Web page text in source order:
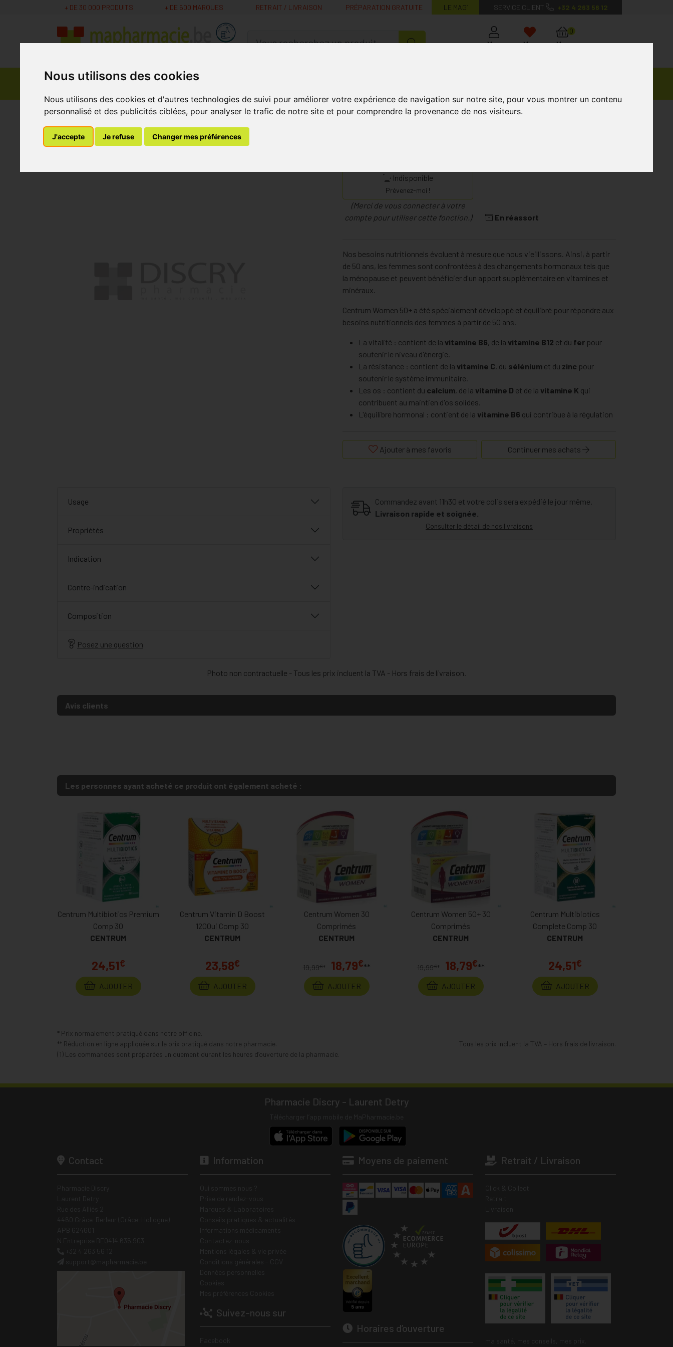
Nous utilisons des cookies
Nous utilisons des cookies et d'autres technologies de suivi pour améliorer votre expérience de navigation sur notre site, pour vous montrer un contenu
personnalisé et des publicités ciblées, pour analyser le trafic de notre site et pour comprendre la provenance de nos visiteurs.
J'accepte Je refuse Changer mes préférences
+ DE 30 000 PRODUITS + DE 600 MARQUES RETRAIT / LIVRAISON PRÉPARATION GRATUITE LE MAG’ SERVICE CLIENT +32 4 263 56 12
MaPharmacie.be ma santé, mes conseils, mes prix
Mon
Mes
Mon
0
Promos Médicaments
Parapharmacie -
MaPharmacie.be Nutrition - Vitamines Vitamines et Compléments Nutritionnels Multivitamines Centrum Gender Men 50+ Fct Comp 30
Centrum Gender Men 50+ Fct Comp 30
Indisponible
Prévenez-moi !
(Merci de vous connecter à votre
compte pour utiliser cette fonction.)
En réassort
Nos besoins nutritionnels évoluent à mesure que nous vieillissons. Ainsi, à partir
de 50 ans, les femmes sont confrontées à des changements hormonaux tels que
la ménopause et peuvent bénéficier d'un apport supplémentaire en vitamines et
minéraux.
Centrum Women 50+ a été spécialement développé et équilibré pour répondre aux
besoins nutritionnels des femmes à partir de 50 ans.
La vitalité : contient de la vitamine B6, de la vitamine B12 et du fer pour
soutenir le niveau d'énergie.
La résistance : contient de la vitamine C, du sélénium et du zinc pour
soutenir le système immunitaire.
Les os : contient du calcium, de la vitamine D et de la vitamine K qui
contribuent au maintien d'os solides.
L'équilibre hormonal : contient de la vitamine B6 qui contribue à la régulation
Ajouter à mes favoris Continuer mes achats
Usage
Propriétés
Indication
Contre-indication
Composition
Posez une question
Commandez avant 11h30 et votre colis sera expédié le jour même.
Livraison rapide et soignée.
Consulter le détail de nos livraisons
Photo non contractuelle - Tous les prix incluent la TVA - Hors frais de livraison.
Avis clients
Les personnes ayant acheté ce produit ont également acheté :
Centrum Multibiotics Premium
Comp 30
CENTRUM
24,51€
AJOUTER
Centrum Vitamin D Boost
1200ui Comp 30
CENTRUM
23,58€
AJOUTER
Centrum Women 30
Comprimés
CENTRUM
19,99€ * 18,79€**
AJOUTER
Centrum Women 50+ 30
Comprimés
CENTRUM
19,99€ * 18,79€**
AJOUTER
Centrum Multibiotics
Complete Comp 30
CENTRUM
24,51€
AJOUTER
* Prix normalement pratiqué dans notre officine.
** Réduction en ligne appliquée sur le prix pratiqué dans notre pharmacie.
(1) Les commandes sont préparées uniquement durant les heures d’ouverture de la pharmacie.
Tous les prix incluent la TVA – Hors frais de livraison.
Pharmacie Discry - Laurent Detry
Contact Information
Suivez-nous sur
Moyens de paiement
Horaires d’ouverture
Retrait / Livraison